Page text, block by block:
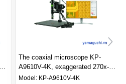
The coaxial microscope KP-
A9610V-4K, exaggerated 270x-
1740x
Model: KP-A9610V-4K